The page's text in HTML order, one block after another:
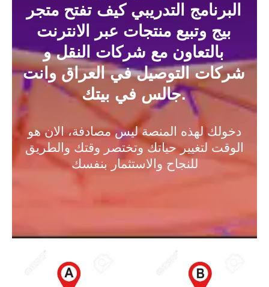
البرنامج التدريبي كيف تفتح متجر
بيج وتبيع منتجات عبر الانترنت
بالتعاون مع شركات النقل و
شركات التوصيل في العراق وانت
جالس في بيتك.
دخولك لهذه المنصة ليس مصادفة، الان هو
الوقت لتغيير حياتك وتختصر وقتك والطريق
للنجاح والاستثمار بنفسك